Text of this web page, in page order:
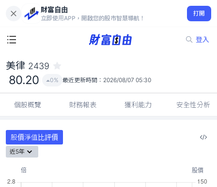
財富自由
立即使用APP，開啟您的股市智慧導航！
打開
登入
80.20
0%
美律 2439
80.20 0% 最近更新時間： 2026/08/07 05:30
個股概覽 財務報表 獲利能力 安全性分析
股價淨值比評價
近5年